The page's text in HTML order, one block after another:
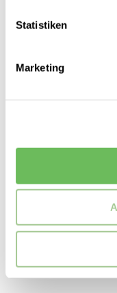
Statistiken
Marketing
adidas
Damen
110,00 €